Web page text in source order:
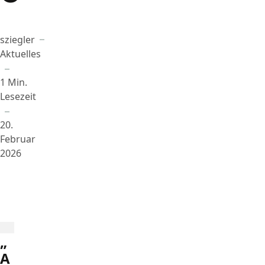
Beigetragen von
sziegler
in
Aktuelles
1 Min.
Lesezeit
20.
Februar
2026
„
A